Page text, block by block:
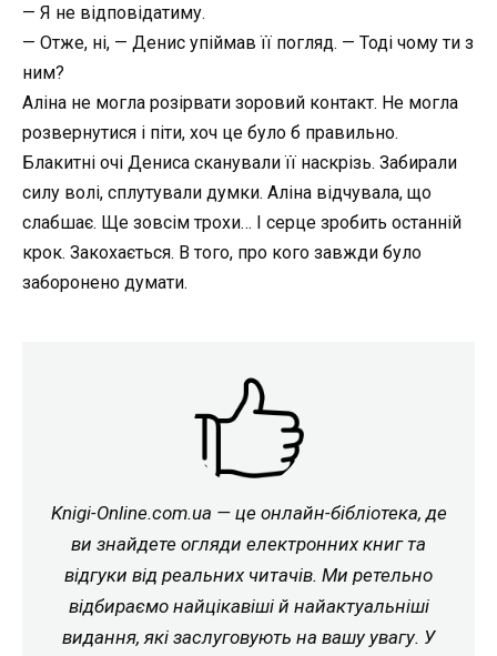
— Я не відповідатиму.
— Отже, ні, — Денис упіймав її погляд. — Тоді чому ти з
ним?
Аліна не могла розірвати зоровий контакт. Не могла
розвернутися і піти, хоч це було б правильно.
Блакитні очі Дениса сканували її наскрізь. Забирали
силу волі, сплутували думки. Аліна відчувала, що
слабшає. Ще зовсім трохи… І серце зробить останній
крок. Закохається. В того, про кого завжди було
заборонено думати.
Knigi-Online.com.ua — це онлайн-бібліотека, де
ви знайдете огляди електронних книг та
відгуки від реальних читачів. Ми ретельно
відбираємо найцікавіші й найактуальніші
видання, які заслуговують на вашу увагу. У